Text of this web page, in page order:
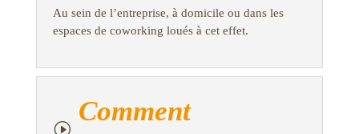
Au sein de l’entreprise, à domicile ou dans les
espaces de coworking loués à cet effet.
I
Comment